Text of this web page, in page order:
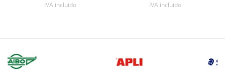
IVA incluido IVA incluido